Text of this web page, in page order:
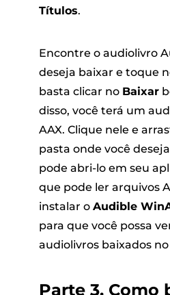
Títulos.
Encontre o audiolivro
deseja baixar e toque
basta clicar no Baixar
disso, você terá um
AAX. Clique nele e
pasta onde você
pode abri-lo em seu
que pode ler arquivos
instalar o Audible
para que você possa
audiolivros baixados no
Parte 3. Como